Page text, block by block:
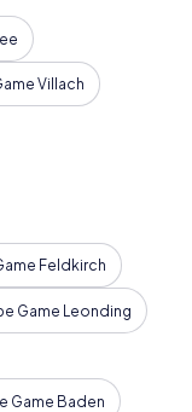
Villach
Feldkirch
Game Leonding
Game Baden